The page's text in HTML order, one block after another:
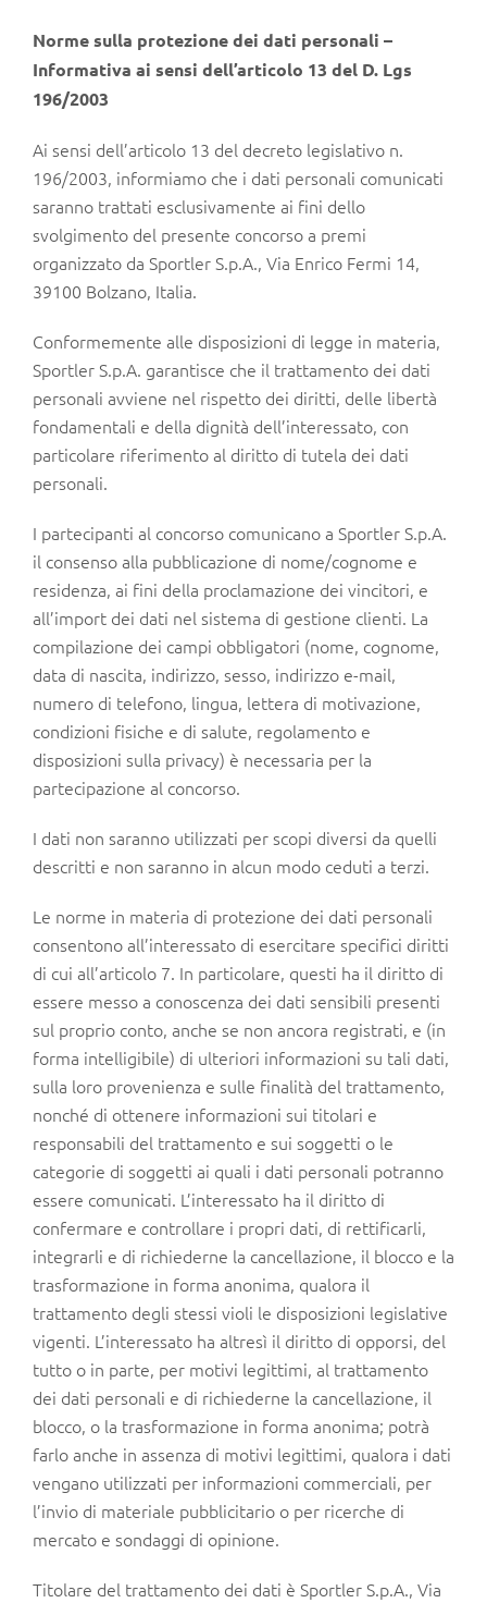
Norme sulla protezione dei dati personali –
Informativa ai sensi dell’articolo 13 del D. Lgs
196/2003
Ai sensi dell’articolo 13 del decreto legislativo n.
196/2003, informiamo che i dati personali comunicati
saranno trattati esclusivamente ai fini dello
svolgimento del presente concorso a premi
organizzato da Sportler S.p.A., Via Enrico Fermi 14,
39100 Bolzano, Italia.
Conformemente alle disposizioni di legge in materia,
Sportler S.p.A. garantisce che il trattamento dei dati
personali avviene nel rispetto dei diritti, delle libertà
fondamentali e della dignità dell’interessato, con
particolare riferimento al diritto di tutela dei dati
personali.
I partecipanti al concorso comunicano a Sportler S.p.A.
il consenso alla pubblicazione di nome/cognome e
residenza, ai fini della proclamazione dei vincitori, e
all’import dei dati nel sistema di gestione clienti. La
compilazione dei campi obbligatori (nome, cognome,
data di nascita, indirizzo, sesso, indirizzo e-mail,
numero di telefono, lingua, lettera di motivazione,
condizioni fisiche e di salute, regolamento e
disposizioni sulla privacy) è necessaria per la
partecipazione al concorso.
I dati non saranno utilizzati per scopi diversi da quelli
descritti e non saranno in alcun modo ceduti a terzi.
Le norme in materia di protezione dei dati personali
consentono all’interessato di esercitare specifici diritti
di cui all’articolo 7. In particolare, questi ha il diritto di
essere messo a conoscenza dei dati sensibili presenti
sul proprio conto, anche se non ancora registrati, e (in
forma intelligibile) di ulteriori informazioni su tali dati,
sulla loro provenienza e sulle finalità del trattamento,
nonché di ottenere informazioni sui titolari e
responsabili del trattamento e sui soggetti o le
categorie di soggetti ai quali i dati personali potranno
essere comunicati. L’interessato ha il diritto di
confermare e controllare i propri dati, di rettificarli,
integrarli e di richiederne la cancellazione, il blocco e la
trasformazione in forma anonima, qualora il
trattamento degli stessi violi le disposizioni legislative
vigenti. L’interessato ha altresì il diritto di opporsi, del
tutto o in parte, per motivi legittimi, al trattamento
dei dati personali e di richiederne la cancellazione, il
blocco, o la trasformazione in forma anonima; potrà
farlo anche in assenza di motivi legittimi, qualora i dati
vengano utilizzati per informazioni commerciali, per
l’invio di materiale pubblicitario o per ricerche di
mercato e sondaggi di opinione.
Titolare del trattamento dei dati è Sportler S.p.A., Via